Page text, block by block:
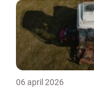
06 april 2026